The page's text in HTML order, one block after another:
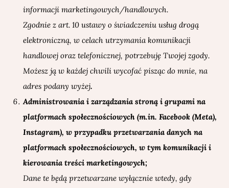
informacji marketingowych/handlowych.
Zgodnie z art. 10 ustawy o świadczeniu usług drogą
elektroniczną, w celach utrzymania komunikacji
handlowej oraz telefonicznej, potrzebuję Twojej zgody.
Możesz ją w każdej chwili wycofać pisząc do mnie, na
adres podany wyżej.
Administrowania i zarządzania stroną i grupami na
platformach społecznościowych (m.in. Facebook (Meta),
Instagram), w przypadku przetwarzania danych na
platformach społecznościowych, w tym komunikacji i
kierowania treści marketingowych;
Dane te będą przetwarzane wyłącznie wtedy, gdy